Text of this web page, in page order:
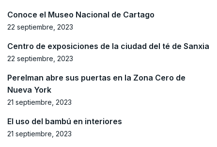
Conoce el Museo Nacional de Cartago
22 septiembre, 2023
Centro de exposiciones de la ciudad del té de Sanxia
22 septiembre, 2023
Perelman abre sus puertas en la Zona Cero de
Nueva York
21 septiembre, 2023
El uso del bambú en interiores
21 septiembre, 2023